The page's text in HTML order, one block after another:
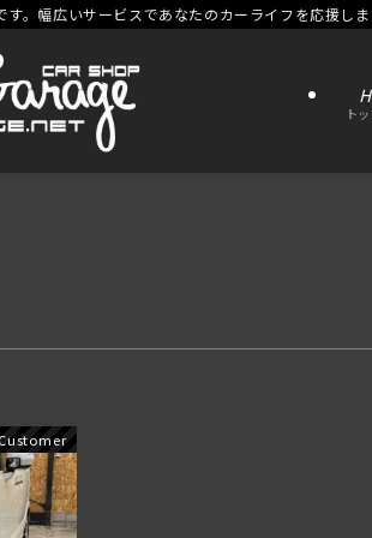
。幅広いサービスであなたのカーライフを応援し
ト